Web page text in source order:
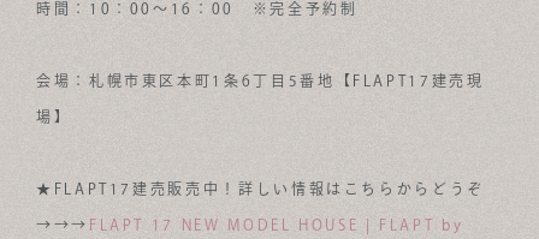
時間：10：00～16：00 ※完全予約制
会場：札幌市東区本町1条6丁目5番地【FLAPT17建売現
場】
★FLAPT17建売販売中！詳しい情報はこちらからどうぞ
→→→ FLAPT 17 NEW MODEL HOUSE | FLAPT by